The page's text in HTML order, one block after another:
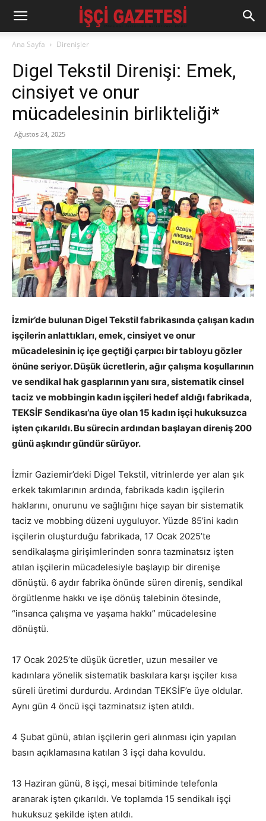
Ana Sayfa Direnişler
Digel Tekstil Direnişi: Emek,
cinsiyet ve onur
mücadelesinin birlikteliği*
Ağustos 24, 2025
İzmir’de bulunan Digel Tekstil fabrikasında çalışan kadın
işçilerin anlattıkları, emek, cinsiyet ve onur
mücadelesinin iç içe geçtiği çarpıcı bir tabloyu gözler
önüne seriyor. Düşük ücretlerin, ağır çalışma koşullarının
ve sendikal hak gasplarının yanı sıra, sistematik cinsel
taciz ve mobbingin kadın işçileri hedef aldığı fabrikada,
TEKSİF Sendikası’na üye olan 15 kadın işçi hukuksuzca
işten çıkarıldı. Bu sürecin ardından başlayan direniş 200
günü aşkındır gündür sürüyor.
İzmir Gaziemir’deki Digel Tekstil, vitrinlerde yer alan şık
erkek takımlarının ardında, fabrikada kadın işçilerin
haklarını, onurunu ve sağlığını hiçe sayan bir sistematik
taciz ve mobbing düzeni uyguluyor. Yüzde 85’ini kadın
işçilerin oluşturduğu fabrikada, 17 Ocak 2025’te
sendikalaşma girişimlerinden sonra tazminatsız işten
atılan işçilerin mücadelesiyle başlayıp bir direnişe
dönüştü. 6 aydır fabrika önünde süren direniş, sendikal
örgütlenme hakkı ve işe dönüş talebinin ötesinde,
“insanca çalışma ve yaşama hakkı” mücadelesine
dönüştü.
17 Ocak 2025’te düşük ücretler, uzun mesailer ve
kadınlara yönelik sistematik baskılara karşı işçiler kısa
süreli üretimi durdurdu. Ardından TEKSİF’e üye oldular.
Aynı gün 4 öncü işçi tazminatsız işten atıldı.
4 Şubat günü, atılan işçilerin geri alınması için yapılan
basın açıklamasına katılan 3 işçi daha kovuldu.
13 Haziran günü, 8 işçi, mesai bitiminde telefonla
aranarak işten çıkarıldı. Ve toplamda 15 sendikalı işçi
hukuksuz şekilde işten atıldı.